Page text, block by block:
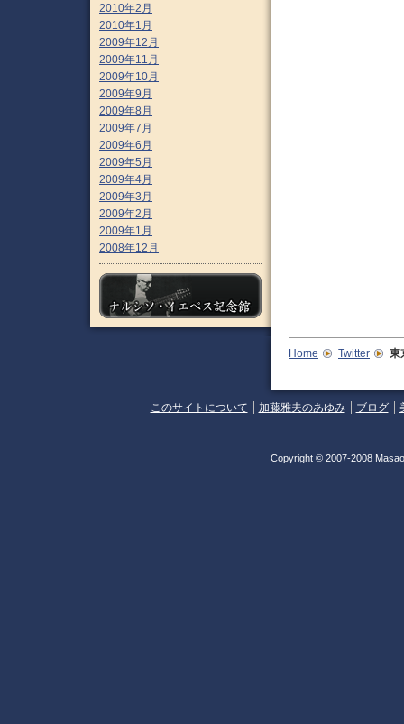
2010年2月
2010年1月
2009年12月
2009年11月
2009年10月
2009年9月
2009年8月
2009年7月
2009年6月
2009年5月
2009年4月
2009年3月
2009年2月
2009年1月
2008年12月
Home Twitter 東
このサイトについて 加藤雅夫のあゆみ ブログ
Copyright © 2007-2008